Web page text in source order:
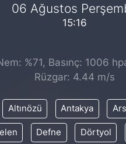
06 Ağustos
15:16
%71, Basınç: 1006
Rüzgar: 4.44 m/s
Altınözü Antakya
Defne Dörtyol